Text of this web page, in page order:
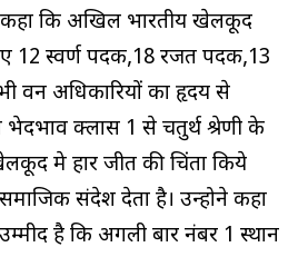
कहा कि अखिल भारतीय खेलकूद
लिए 12 स्वर्ण पदक,18 रजत पदक,13
वन अधिकारियों का हृदय से
क्लास 1 से चतुर्थ श्रेणी के
मे हार जीत की चिंता किये
समाजिक संदेश देता है। उन्होने कहा
है कि अगली बार नंबर 1 स्थान